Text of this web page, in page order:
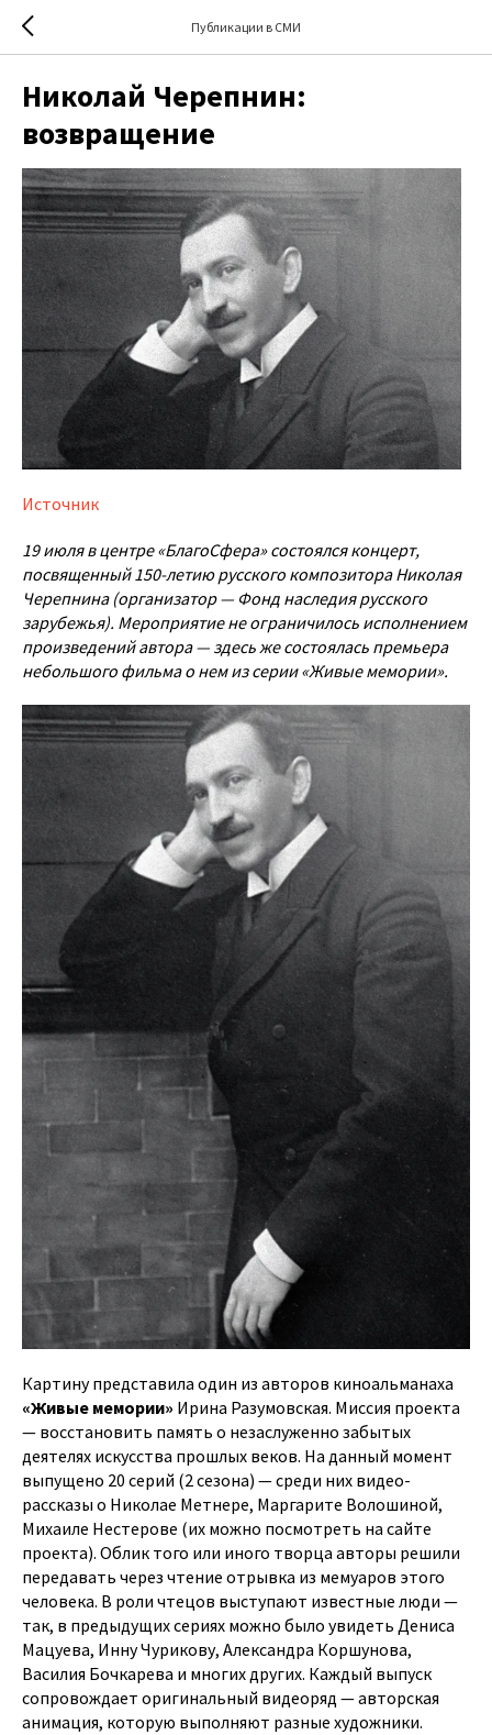
Публикации в СМИ
Николай Черепнин:
возвращение
Источник
19 июля в центре «БлагоСфера» состоялся концерт,
посвященный 150-летию русского композитора Николая
Черепнина (организатор — Фонд наследия русского
зарубежья). Мероприятие не ограничилось исполнением
произведений автора — здесь же состоялась премьера
небольшого фильма о нем из серии «Живые мемории».
Картину представила один из авторов киноальманаха
«Живые мемории» Ирина Разумовская. Миссия проекта
— восстановить память о незаслуженно забытых
деятелях искусства прошлых веков. На данный момент
выпущено 20 серий (2 сезона) — среди них видео-
рассказы о Николае Метнере, Маргарите Волошиной,
Михаиле Нестерове (их можно посмотреть на сайте
проекта). Облик того или иного творца авторы решили
передавать через чтение отрывка из мемуаров этого
человека. В роли чтецов выступают известные люди —
так, в предыдущих сериях можно было увидеть Дениса
Мацуева, Инну Чурикову, Александра Коршунова,
Василия Бочкарева и многих других. Каждый выпуск
сопровождает оригинальный видеоряд — авторская
анимация, которую выполняют разные художники.